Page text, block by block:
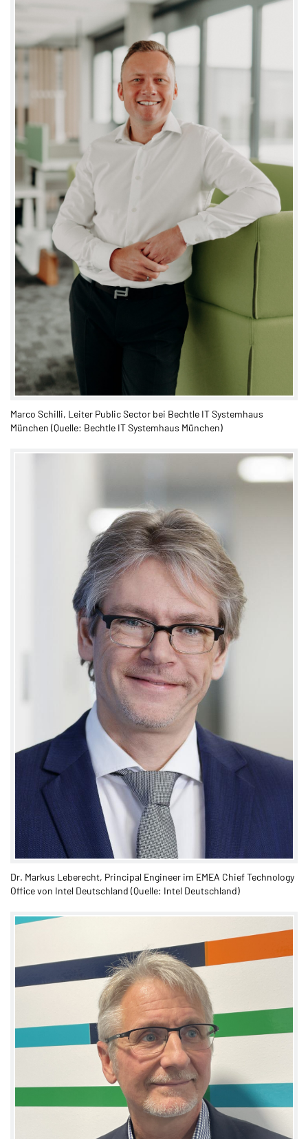
Marco Schilli, Leiter Public Sector bei Bechtle IT Systemhaus
München (Quelle: Bechtle IT Systemhaus München)
Dr. Markus Leberecht, Principal Engineer im EMEA Chief Technology
Office von Intel Deutschland (Quelle: Intel Deutschland)